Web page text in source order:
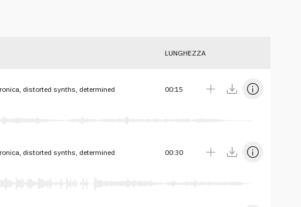
LUNGHEZZA
distorted synths, determined 00:15
distorted synths, determined 00:30